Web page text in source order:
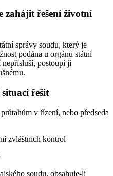
zahájit řešení životní
správy soudu, který je
podána u orgánu státní
postoupí jí
řešit
v řízení, nebo předseda
zvláštních kontrol
soudu, obsahuje-li